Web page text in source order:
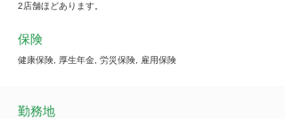
2店舗ほどあります。
保険
健康保険, 厚生年金, 労災保険, 雇用保険
勤務地